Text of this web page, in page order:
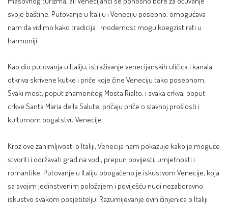
svoje baštine. Putovanje u Italiju i Veneciju posebno, omogućava
nam da vidimo kako tradicija i modernost mogu koegzistirati u
harmoniji.
Kao dio putovanja u Italiju, istraživanje venecijanskih uličica i kanala
otkriva skrivene kutke i priče koje čine Veneciju tako posebnom.
Svaki most, poput znamenitog Mosta Rialto, i svaka crkva, poput
crkve Santa Maria della Salute, pričaju priče o slavnoj prošlosti i
kulturnom bogatstvu Venecije.
Kroz ove zanimljivosti o Italiji, Venecija nam pokazuje kako je moguće
stvoriti i održavati grad na vodi, prepun povijesti, umjetnosti i
romantike. Putovanje u Italiju obogaćeno je iskustvom Venecije, koja
sa svojim jedinstvenim položajem i poviješću nudi nezaboravno
iskustvo svakom posjetitelju. Razumijevanje ovih činjenica o Italiji